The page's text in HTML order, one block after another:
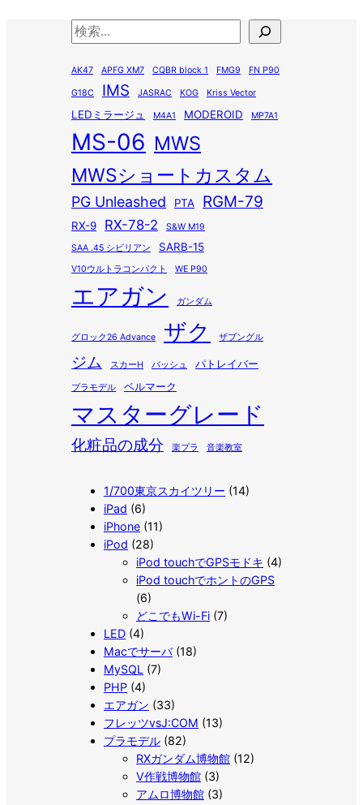
検
AK47 APFG XM7 CQBR block 1 FMG9 FN P90
G18C IMS JASRAC KOG Kriss Vector
LEDミラージュ M4A1 MODEROID MP7A1
MS-06 MWS
MWSショートカスタム
PG Unleashed PTA RGM-79
RX-9 RX-78-2
S&W M19
SAA .45 シビリアン
SARB-15
V10ウルトラコンパクト WE P90
エアガン ガンダム
グロック26 Advance ザク ザブングル
ジム スカーH バッシュ パトレイバー
プラモデル ベルマーク
マスターグレード
化粧品の成分 楽プラ 音楽教室
1/700東京スカイツリー (14)
iPad (6)
iPhone (11)
iPod (28)
iPod touchでGPSモドキ (4)
iPod touchでホントのGPS
(6)
どこでもWi-Fi (7)
LED (4)
Macでサーバ(18)
MySQL (7)
PHP (4)
エアガン (33)
フレッツvsJ:COM (13)
プラモデル (82)
RXガンダム博物館 (12)
V作戦博物館 (3)
アムロ博物館 (3)